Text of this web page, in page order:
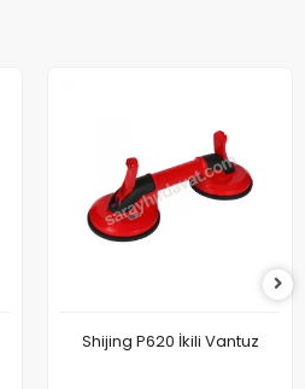
Shijing P620 İkili Vantuz